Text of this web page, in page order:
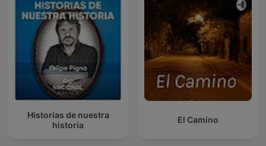
Historias de nuestra
historia
El Camino